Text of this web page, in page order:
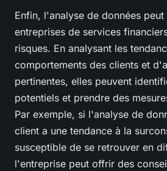
Enfin, l'analyse de données
entreprises de services
risques. En analysant les
comportements des clients et
pertinentes, elles peuvent
potentiels et prendre des
Par exemple, si l'analyse de
client a une tendance à la
susceptible de se retrouver en
l'entreprise peut offrir des